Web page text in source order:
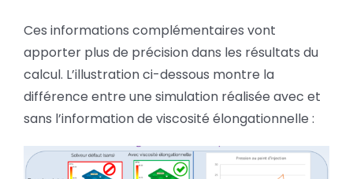
Ces informations complémentaires vont
apporter plus de précision dans les résultats du
calcul. L’illustration ci-dessous montre la
différence entre une simulation réalisée avec et
sans l’information de viscosité élongationnelle :